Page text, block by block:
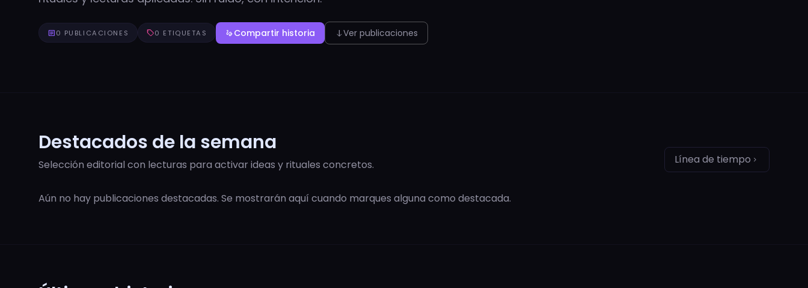
article0 PUBLICACIONES sell0 ETIQUETAS gestureCompartir historia southVer publicaciones
Destacados de la semana
Selección editorial con lecturas para activar ideas y rituales concretos. Línea de tiempo chevron_right
Aún no hay publicaciones destacadas. Se mostrarán aquí cuando marques alguna como destacada.